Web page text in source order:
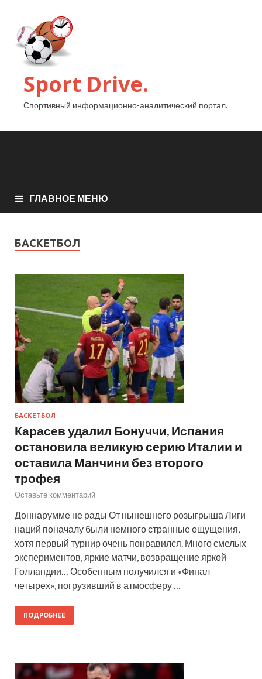
Sport Drive.
Спортивный информационно-аналитический портал.
ГЛАВНОЕ МЕНЮ
БАСКЕТБОЛ
БАСКЕТБОЛ
Карасев удалил Бонуччи, Испания
остановила великую серию Италии и
оставила Манчини без второго
трофея
Оставьте комментарий
Доннарумме не рады От нынешнего розыгрыша Лиги
наций поначалу были немного странные ощущения,
хотя первый турнир очень понравился. Много смелых
экспериментов, яркие матчи, возвращение яркой
Голландии… Особенным получился и «Финал
четырех», погрузивший в атмосферу …
ПОДРОБНЕЕ